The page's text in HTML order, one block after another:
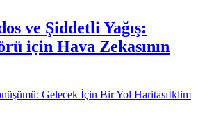
ve Şiddetli Yağış:
için Hava Zekasının
İklim